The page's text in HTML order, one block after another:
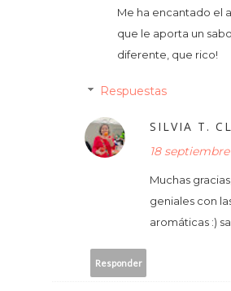
Me ha encantado el
que le aporta un
diferente, que rico!
Respuestas
SILVIA T.
18 septiembre
Muchas
geniales con
aromáticas :)
Responder